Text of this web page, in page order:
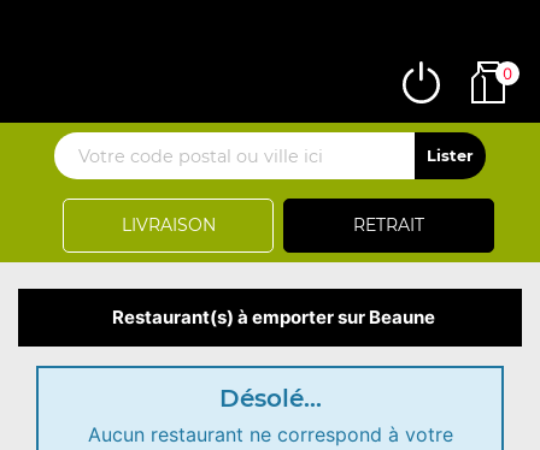
LIVRAISON RETRAIT
0
Restaurant(s) à emporter sur Beaune
Désolé...
Aucun restaurant ne correspond à votre